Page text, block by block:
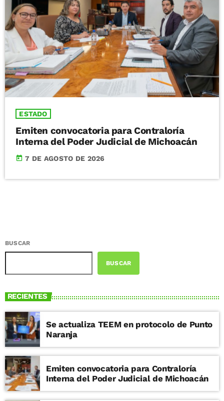
ESTADO
Emiten convocatoria para Contraloría
Interna del Poder Judicial de Michoacán
today 7 DE AGOSTO DE 2026
BUSCAR
BUSCAR
RECIENTES
Se actualiza TEEM en protocolo de Punto
Naranja
Emiten convocatoria para Contraloría
Interna del Poder Judicial de Michoacán